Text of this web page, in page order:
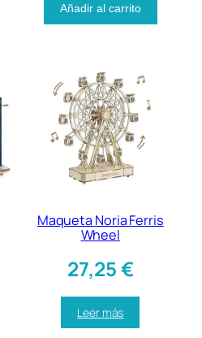
Añadir al carrito
Maqueta Noria Ferris
Wheel
27,25€
Leer más